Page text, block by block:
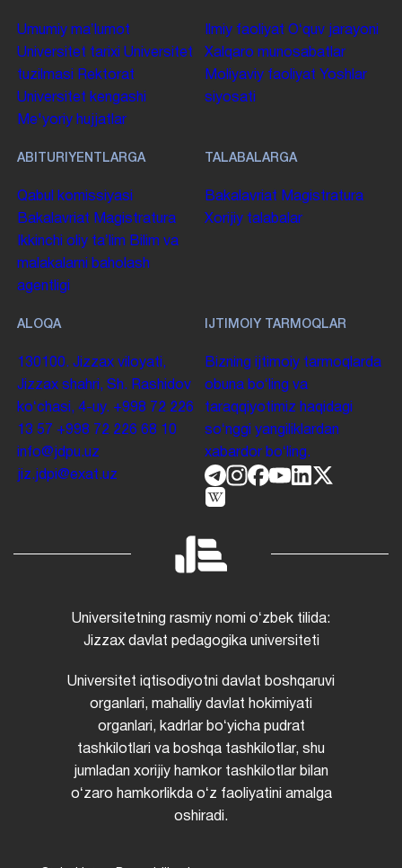
Umumiy maʼlumot
Universitet tarixi Universitet
tuzilmasi
Rektorat
Universitet kengashi
Me'yoriy hujjatlar
Ilmiy faoliyat Oʻquv jarayoni
Xalqaro munosabatlar
Moliyaviy faoliyat Yoshlar
siyosati
ABITURIYENTLARGA
Qabul komissiyasi
Bakalavriat Magistratura
Ikkinchi oliy taʼlim Bilim va
malakalarni baholash
agentligi
TALABALARGA
Bakalavriat Magistratura
Xorijiy talabalar
ALOQA
130100. Jizzax viloyati,
Jizzax shahri, Sh. Rashidov
koʻchasi, 4-uy. +998 72 226
13 57 +998 72 226 68 10
info@jdpu.uz
jiz.jdpi@exat.uz
IJTIMOIY TARMOQLAR
Bizning ijtimoiy tarmoqlarda
obuna boʻling va
taraqqiyotimiz haqidagi
soʻnggi yangiliklardan
xabardor boʻling.
Universitetning rasmiy nomi oʻzbek tilida:
Jizzax davlat pedagogika universiteti
Universitet iqtisodiyotni davlat boshqaruvi
organlari, mahalliy davlat hokimiyati
organlari, kadrlar boʻyicha pudrat
tashkilotlari va boshqa tashkilotlar, shu
jumladan xorijiy hamkor tashkilotlar bilan
oʻzaro hamkorlikda oʻz faoliyatini amalga
oshiradi.